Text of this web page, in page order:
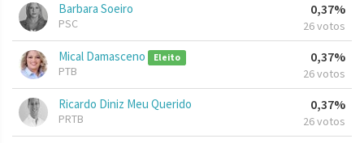
Barbara Soeiro
PSC
0,37%
26 votos
Mical Damasceno Eleito
PTB
0,37%
26 votos
Ricardo Diniz Meu Querido
PRTB
0,37%
26 votos